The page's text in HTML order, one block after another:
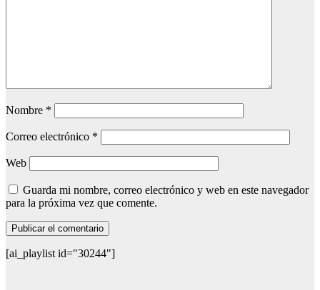
Nombre *
Correo electrónico *
Web
Guarda mi nombre, correo electrónico y web en este navegador
para la próxima vez que comente.
[ai_playlist id="30244"]